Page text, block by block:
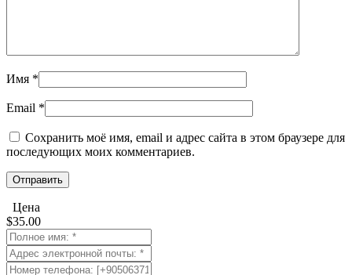
Имя *
Email *
Сохранить моё имя, email и адрес сайта в этом браузере для
последующих моих комментариев.
Цена
$35.00